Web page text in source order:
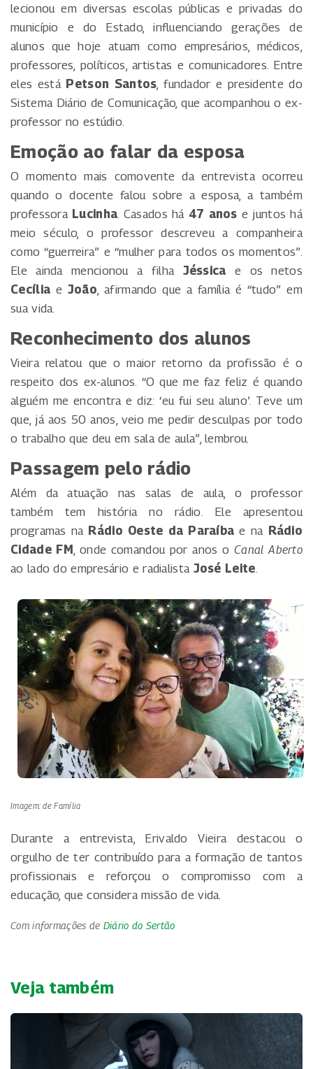
lecionou em diversas escolas públicas e privadas do
município e do Estado, influenciando gerações de
alunos que hoje atuam como empresários, médicos,
professores, políticos, artistas e comunicadores. Entre
eles está Petson Santos , fundador e presidente do
Sistema Diário de Comunicação, que acompanhou o ex-
professor no estúdio.
Emoção ao falar da esposa
O momento mais comovente da entrevista ocorreu
quando o docente falou sobre a esposa, a também
professora Lucinha . Casados há 47 anos e juntos há
meio século, o professor descreveu a companheira
como “guerreira” e “mulher para todos os momentos”.
Ele ainda mencionou a filha Jéssica e os netos
Cecília e João , afirmando que a família é “tudo” em
sua vida.
Reconhecimento dos alunos
Vieira relatou que o maior retorno da profissão é o
respeito dos ex-alunos. “O que me faz feliz é quando
alguém me encontra e diz: ‘eu fui seu aluno’. Teve um
que, já aos 50 anos, veio me pedir desculpas por todo
o trabalho que deu em sala de aula”, lembrou.
Passagem pelo rádio
Além da atuação nas salas de aula, o professor
também tem história no rádio. Ele apresentou
programas na Rádio Oeste da Paraíba e na Rádio
Cidade FM , onde comandou por anos oCanal Aberto
ao lado do empresário e radialista José Leite
Imagem: de Família
Durante a entrevista, Erivaldo Vieira destacou o
orgulho de ter contribuído para a formação de tantos
profissionais e reforçou o compromisso com a
educação, que considera missão de vida.
Com informações de Diário do Sertão
Veja também